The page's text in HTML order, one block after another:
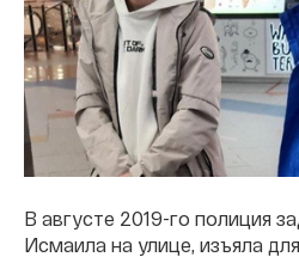
В августе 2019-го полиция
Исмаила на улице, изъяла